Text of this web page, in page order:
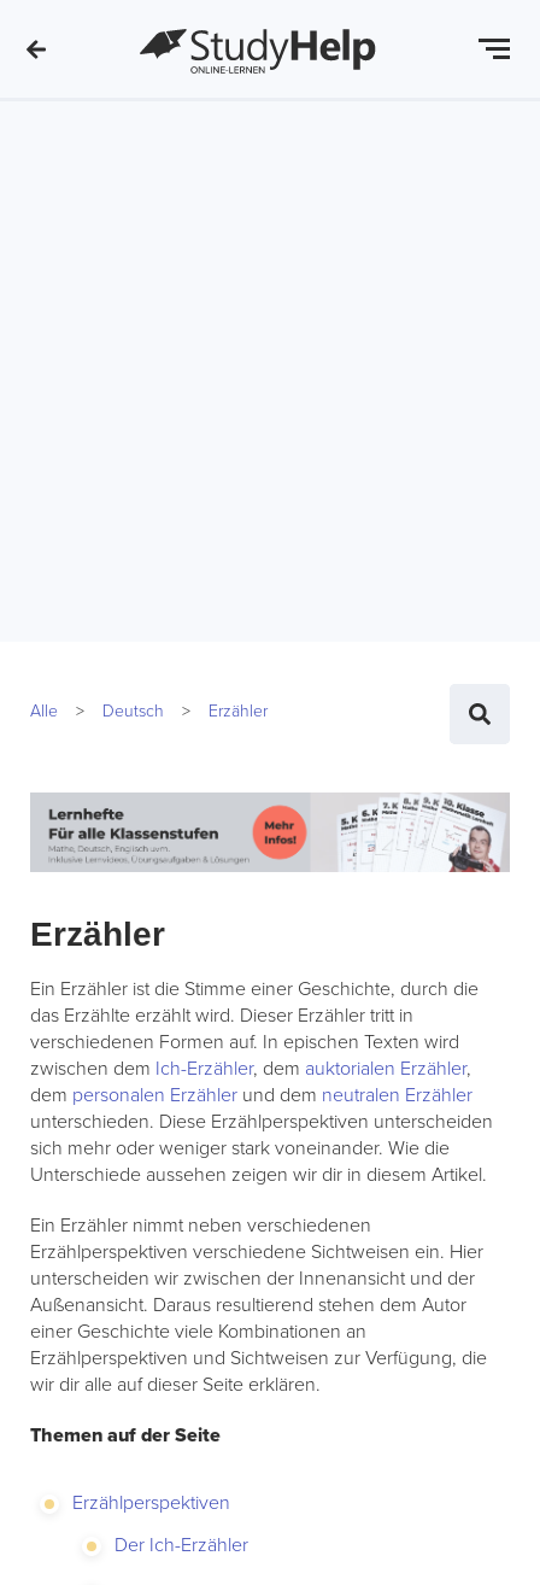
Alle Deutsch Erzähler
Erzähler
Ein Erzähler ist die Stimme einer Geschichte, durch die
das Erzählte erzählt wird. Dieser Erzähler tritt in
verschiedenen Formen auf. In epischen Texten wird
zwischen dem Ich-Erzähler, dem auktorialen Erzähler,
dem personalen Erzähler und dem neutralen Erzähler
unterschieden. Diese Erzählperspektiven unterscheiden
sich mehr oder weniger stark voneinander. Wie die
Unterschiede aussehen zeigen wir dir in diesem Artikel.
Ein Erzähler nimmt neben verschiedenen
Erzählperspektiven verschiedene Sichtweisen ein. Hier
unterscheiden wir zwischen der Innenansicht und der
Außenansicht. Daraus resultierend stehen dem Autor
einer Geschichte viele Kombinationen an
Erzählperspektiven und Sichtweisen zur Verfügung, die
wir dir alle auf dieser Seite erklären.
Themen auf der Seite
Erzählperspektiven
Der Ich-Erzähler